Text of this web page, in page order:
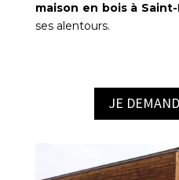
maison en bois à
ses alentours.
JE